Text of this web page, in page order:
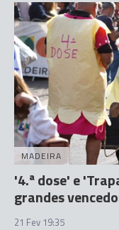
MADEIRA
'4.ª dose' e
grandes
21 Fev 19:35